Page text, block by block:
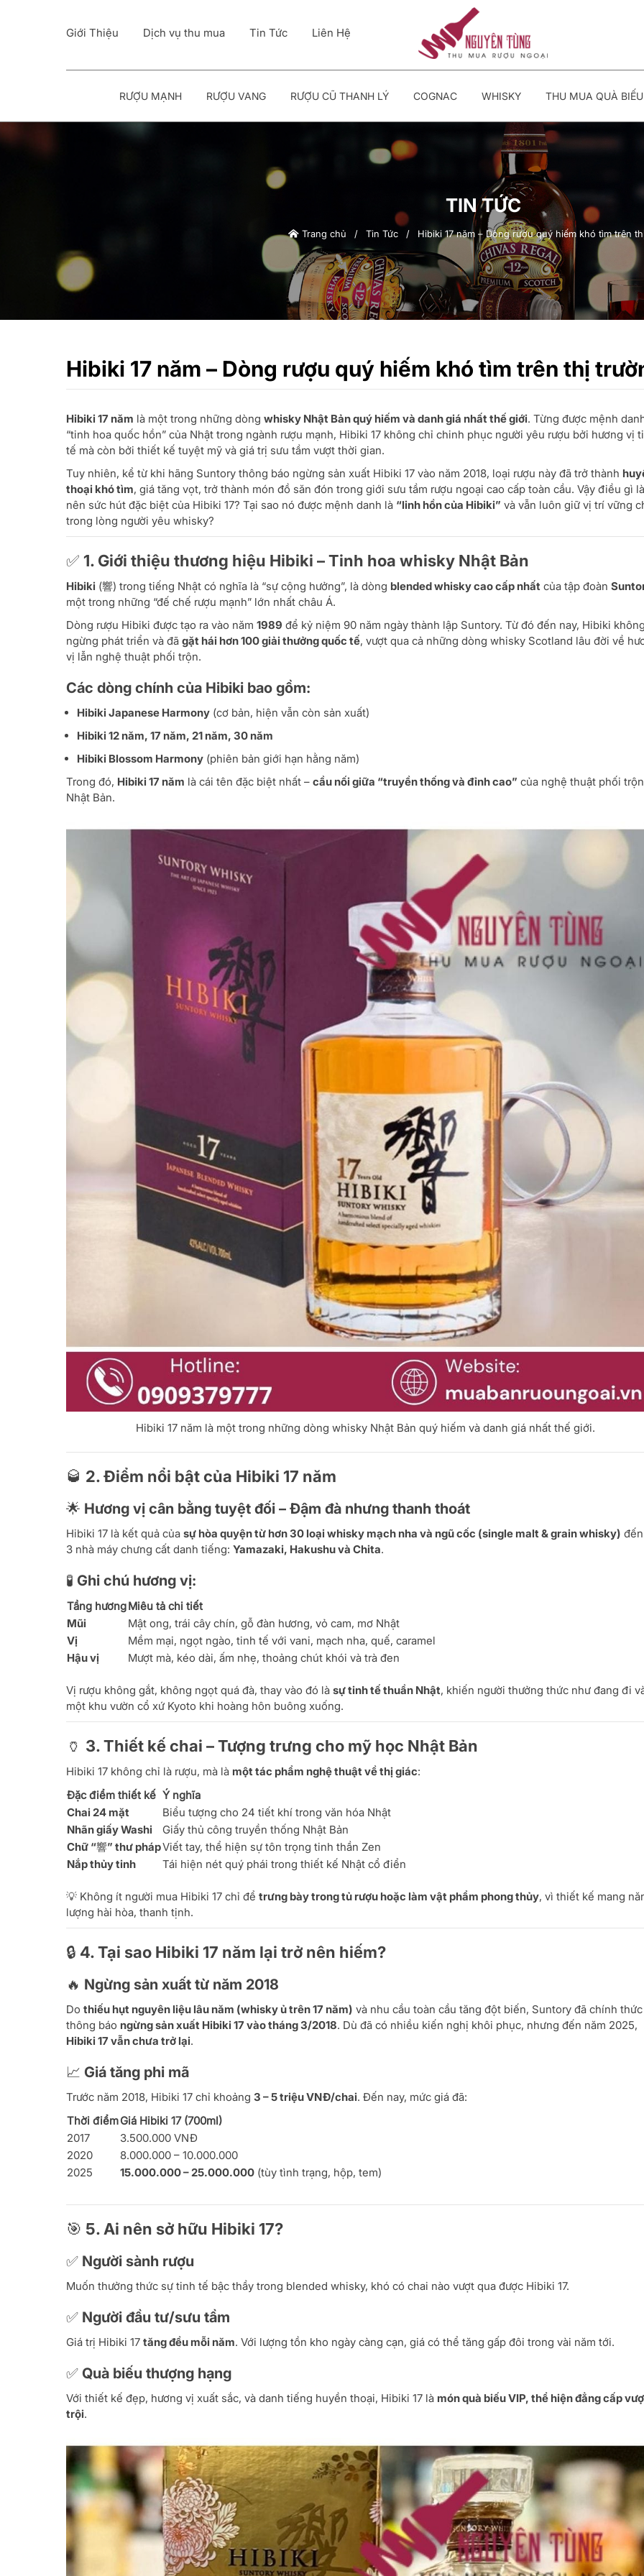
Giới Thiệu Dịch vụ thu mua Tin Tức Liên Hệ
RƯỢU MẠNH RƯỢU VANG RƯỢU CŨ THANH LÝ COGNAC WHISKY THU MUA QUÀ
TIN TỨC
Trang chủ / Tin Tức / Hibiki 17 năm – Dòng rượu quý hiếm khó tìm trên
Hibiki 17 năm – Dòng rượu quý hiếm khó tìm trên thị
Hibiki 17 năm là một trong những dòng whisky Nhật Bản quý hiếm và danh giá nhất thế giới. Từng được mệnh
“tinh hoa quốc hồn” của Nhật trong ngành rượu mạnh, Hibiki 17 không chỉ chinh phục người yêu rượu bởi hương vị
tế mà còn bởi thiết kế tuyệt mỹ và giá trị sưu tầm vượt thời gian.
Tuy nhiên, kể từ khi hãng Suntory thông báo ngừng sản xuất Hibiki 17 vào năm 2018, loại rượu này đã trở thành
thoại khó tìm, giá tăng vọt, trở thành món đồ săn đón trong giới sưu tầm rượu ngoại cao cấp toàn cầu. Vậy điều gì
nên sức hút đặc biệt của Hibiki 17? Tại sao nó được mệnh danh là “linh hồn của Hibiki” và vẫn luôn giữ vị trí vững
trong lòng người yêu whisky?
✅ 1. Giới thiệu thương hiệu Hibiki – Tinh hoa whisky Nhật Bản
Hibiki (響) trong tiếng Nhật có nghĩa là “sự cộng hưởng”, là dòng blended whisky cao cấp nhất của tập đoàn
một trong những “đế chế rượu mạnh” lớn nhất châu Á.
Dòng rượu Hibiki được tạo ra vào năm 1989 để kỷ niệm 90 năm ngày thành lập Suntory. Từ đó đến nay, Hibiki
ngừng phát triển và đã gặt hái hơn 100 giải thưởng quốc tế, vượt qua cả những dòng whisky Scotland lâu đời về
vị lẫn nghệ thuật phối trộn.
Các dòng chính của Hibiki bao gồm:
Hibiki Japanese Harmony (cơ bản, hiện vẫn còn sản xuất)
Hibiki 12 năm, 17 năm, 21 năm, 30 năm
Hibiki Blossom Harmony (phiên bản giới hạn hằng năm)
Trong đó, Hibiki 17 năm là cái tên đặc biệt nhất – cầu nối giữa “truyền thống và đỉnh cao” của nghệ thuật phối trộn
Nhật Bản.
Hibiki 17 năm là một trong những dòng whisky Nhật Bản quý hiếm và danh giá nhất thế giới.
🥃 2. Điểm nổi bật của Hibiki 17 năm
🌟 Hương vị cân bằng tuyệt đối – Đậm đà nhưng thanh thoát
Hibiki 17 là kết quả của sự hòa quyện từ hơn 30 loại whisky mạch nha và ngũ cốc (single malt & grain whisky)
3 nhà máy chưng cất danh tiếng: Yamazaki, Hakushu và Chita.
🧪 Ghi chú hương vị:
Tầng hươngMiêu tả chi tiết
Mũi
Mật ong, trái cây chín, gỗ đàn hương, vỏ cam, mơ Nhật
Vị
Mềm mại, ngọt ngào, tinh tế với vani, mạch nha, quế, caramel
Hậu vị
Mượt mà, kéo dài, ấm nhẹ, thoảng chút khói và trà đen
Vị rượu không gắt, không ngọt quá đà, thay vào đó là sự tinh tế thuần Nhật, khiến người thưởng thức như đang đi
một khu vườn cổ xứ Kyoto khi hoàng hôn buông xuống.
🏺 3. Thiết kế chai – Tượng trưng cho mỹ học Nhật Bản
Hibiki 17 không chỉ là rượu, mà là một tác phẩm nghệ thuật về thị giác:
Đặc điểm thiết kế Ý nghĩa
Chai 24 mặt
Biểu tượng cho 24 tiết khí trong văn hóa Nhật
Nhãn giấy Washi
Giấy thủ công truyền thống Nhật Bản
Chữ “響” thư phápViết tay, thể hiện sự tôn trọng tinh thần Zen
Nắp thủy tinh
Tái hiện nét quý phái trong thiết kế Nhật cổ điển
💡 Không ít người mua Hibiki 17 chỉ để trưng bày trong tủ rượu hoặc làm vật phẩm phong thủy, vì thiết kế mang
lượng hài hòa, thanh tịnh.
🔒 4. Tại sao Hibiki 17 năm lại trở nên hiếm?
🔥 Ngừng sản xuất từ năm 2018
Do thiếu hụt nguyên liệu lâu năm (whisky ủ trên 17 năm) và nhu cầu toàn cầu tăng đột biến, Suntory đã chính thức
thông báo ngừng sản xuất Hibiki 17 vào tháng 3/2018. Dù đã có nhiều kiến nghị khôi phục, nhưng đến năm 2025,
Hibiki 17 vẫn chưa trở lại.
📈 Giá tăng phi mã
Trước năm 2018, Hibiki 17 chỉ khoảng 3 – 5 triệu VNĐ/chai. Đến nay, mức giá đã:
Thời điểmGiá Hibiki 17 (700ml)
2017
3.500.000 VNĐ
2020
8.000.000 – 10.000.000
2025
15.000.000 – 25.000.000 (tùy tình trạng, hộp, tem)
🎯 5. Ai nên sở hữu Hibiki 17?
✅ Người sành rượu
Muốn thưởng thức sự tinh tế bậc thầy trong blended whisky, khó có chai nào vượt qua được Hibiki 17.
✅ Người đầu tư/sưu tầm
Giá trị Hibiki 17 tăng đều mỗi năm. Với lượng tồn kho ngày càng cạn, giá có thể tăng gấp đôi trong vài năm tới.
✅ Quà biếu thượng hạng
Với thiết kế đẹp, hương vị xuất sắc, và danh tiếng huyền thoại, Hibiki 17 là món quà biếu VIP, thể hiện đẳng cấp
trội.